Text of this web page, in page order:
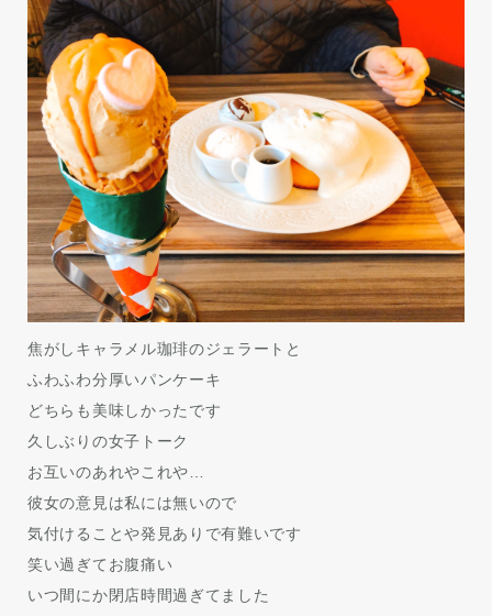
焦がしキャラメル珈琲のジェラートと
ふわふわ分厚いパンケーキ
どちらも美味しかったです
久しぶりの女子トーク
お互いのあれやこれや…
彼女の意見は私には無いので
気付けることや発見ありで有難いです
笑い過ぎてお腹痛い
いつ間にか閉店時間過ぎてました